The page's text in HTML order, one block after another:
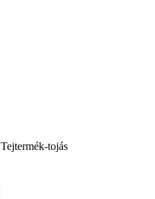
Tejtermék-tojás